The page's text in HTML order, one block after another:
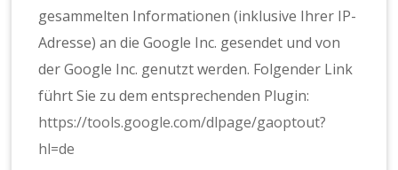
gesammelten Informationen (inklusive Ihrer IP-
Adresse) an die Google Inc. gesendet und von
der Google Inc. genutzt werden. Folgender Link
führt Sie zu dem entsprechenden Plugin:
https://tools.google.com/dlpage/gaoptout?
hl=de